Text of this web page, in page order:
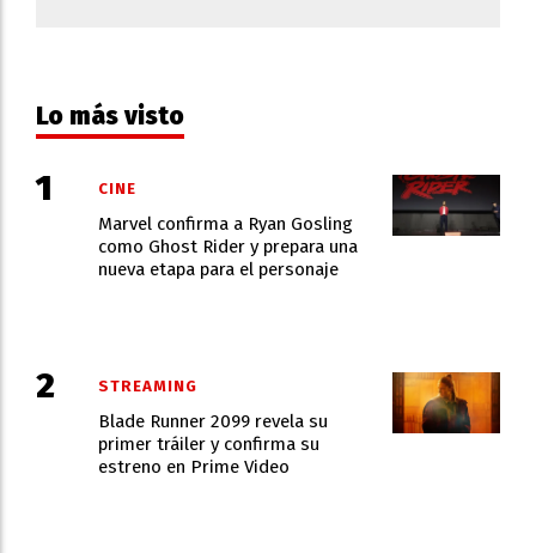
Lo más visto
Marvel confirma a Ryan Gosling
como Ghost Rider y prepara una
nueva etapa para el personaje
CINE
Blade Runner 2099 revela su
primer tráiler y confirma su
estreno en Prime Video
STREAMING